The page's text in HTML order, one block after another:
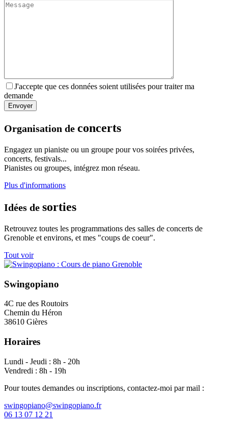
J'accepte que ces données soient utilisées pour traiter ma
demande
Organisation de concerts
Engagez un pianiste ou un groupe pour vos soirées privées,
concerts, festivals...
Pianistes ou groupes, intégrez mon réseau.
Plus d'informations
Idées de sorties
Retrouvez toutes les programmations des salles de concerts de
Grenoble et environs, et mes "coups de coeur".
Tout voir
Swingopiano
4C rue des Routoirs
Chemin du Héron
38610 Gières
Horaires
Lundi - Jeudi : 8h - 20h
Vendredi : 8h - 19h
Pour toutes demandes ou inscriptions, contactez-moi par mail :
swingopiano@swingopiano.fr
06 13 07 12 21